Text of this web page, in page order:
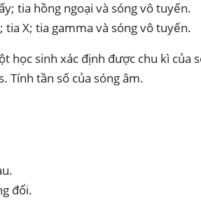
tia hồng ngoại và sóng vô tuyến.
X; tia gamma và sóng vô tuyến.
học sinh xác định được chu kì của
Tính tần số của sóng âm.
đổi.